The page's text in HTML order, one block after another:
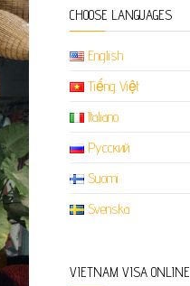
CHOOSE LANGUAGES
English
Tiếng Việt
Italiano
Русский
Suomi
Svenska
VIETNAM VISA ONLINE